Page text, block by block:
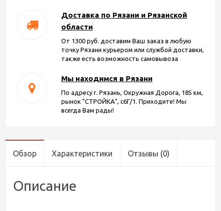
Доставка по Рязани и Рязанской
области
От 1300 руб. доставим Ваш заказ в любую
точку Рязани курьером или службой доставки,
также есть возможность самовывоза
Мы находимся в Рязани
По адресу г. Рязань, Окружная Дорога, 185 км,
рынок "СТРОЙКА", с6Г/1. Приходите! Мы
всегда Вам рады!
Обзор Характеристики Отзывы (0)
Описание